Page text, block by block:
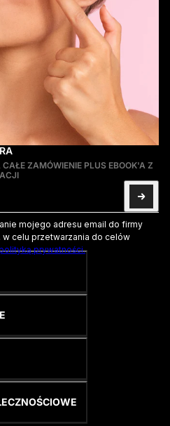
CAŁE ZAMÓWIENIE PLUS EBOOK'A Z
mojego adresu email do firmy
celu przetwarzania do celów
prywatności.
hCaptcha i obowiązują na niej